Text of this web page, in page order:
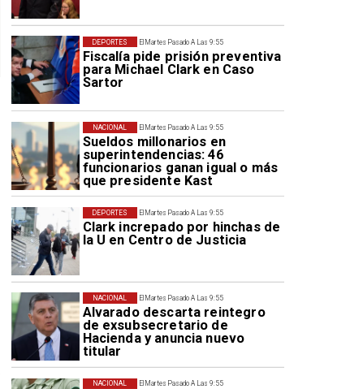
El Martes Pasado A Las 9:55
Fiscalía pide prisión preventiva
para Michael Clark en Caso
Sartor
DEPORTES
El Martes Pasado A Las 9:55
Sueldos millonarios en
superintendencias: 46
funcionarios ganan igual o más
que presidente Kast
NACIONAL
El Martes Pasado A Las 9:55
Clark increpado por hinchas de
la U en Centro de Justicia
DEPORTES
El Martes Pasado A Las 9:55
Alvarado descarta reintegro
de exsubsecretario de
Hacienda y anuncia nuevo
titular
NACIONAL
El Martes Pasado A Las 9:55
NACIONAL